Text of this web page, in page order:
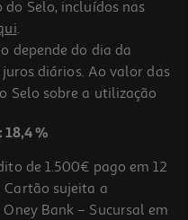
Azul
Selo, incluídos nas
.
depende do dia da
diários. Ao valor das
Selo sobre a utilização
18,4 %
de 1.500€ pago em 12
Cartão sujeita a
Bank – Sucursal em